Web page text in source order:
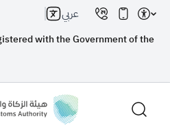
with the Government of the
عربي